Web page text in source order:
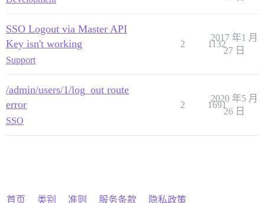
SSO Logout via Master API
Key isn't working
Support
2 1132
2017 年1 月
27 日
/admin/users/1/log_out route
error
SSO
2 1691
2020 年5 月
26 日
首页 类别 准则 服务条款 隐私政策